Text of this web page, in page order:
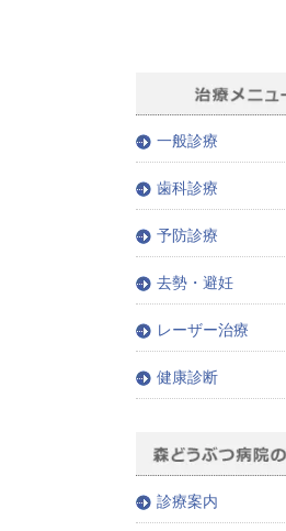
一般診療
歯科診療
予防診療
去勢・避妊
レーザー治療
健康診断
診療案内